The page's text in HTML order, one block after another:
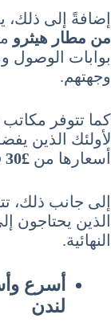
إضافةً إلى ذلك،
من مطار هيثرو
بوابات الوصول
وجهتهم.
كما تتوفر
لأولئك الذين
أسعارها من £30 في اليوم
إلى جانب ذلك،
الذين يحتاجون
النهائية.
أسرع
لندن